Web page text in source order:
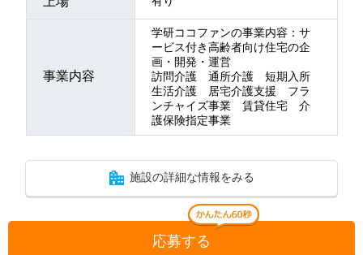
事業内容
学研ココファンの事業内容：サ
ービス付き高齢者向け住宅の企
画・開発・運営
訪問介護 通所介護 短期入所
生活介護 居宅介護支援 フラ
ンチャイズ事業 賃貸住宅 介
護保険指定事業
施設の詳細な情報をみる
応募する